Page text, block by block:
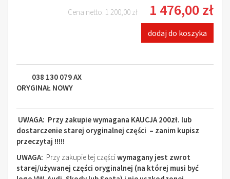
Cena netto: 1 200,00 zł 1 476,00 zł
dodaj do koszyka
038 130 079 AX
ORYGINAŁ NOWY
UWAGA: Przy zakupie wymagana KAUCJA 200zł. lub
dostarczenie starej oryginalnej części – zanim kupisz
przeczytaj !!!!!
UWAGA: Przy zakupie tej częściwymagany jest zwrot
starej/używanej części oryginalnej (na której musi być